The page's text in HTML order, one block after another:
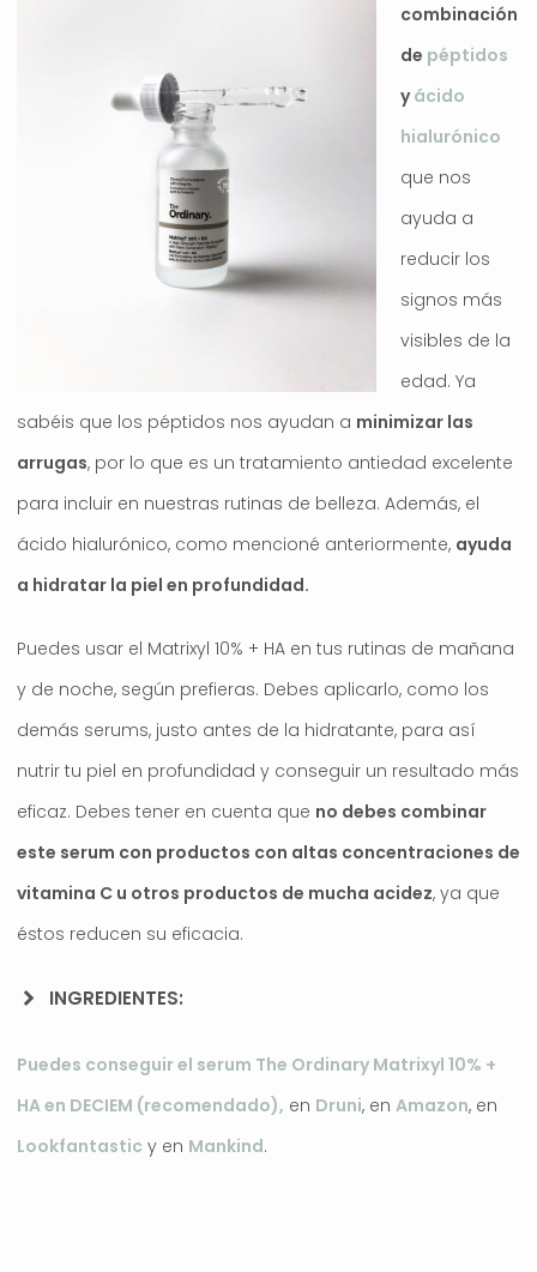
combinación
de péptidos
yácido
hialurónico
que nos
ayuda a
reducir los
signos más
visibles de la
edad. Ya
sabéis que los péptidos nos ayudan a minimizar las
arrugas, por lo que es un tratamiento antiedad excelente
para incluir en nuestras rutinas de belleza. Además, el
ácido hialurónico, como mencioné anteriormente, ayuda
a hidratar la piel en profundidad.
Puedes usar el Matrixyl 10% + HA en tus rutinas de mañana
y de noche, según prefieras. Debes aplicarlo, como los
demás serums, justo antes de la hidratante, para así
nutrir tu piel en profundidad y conseguir un resultado más
eficaz. Debes tener en cuenta que no debes combinar
este serum con productos con altas concentraciones de
vitamina C u otros productos de mucha acidez, ya que
éstos reducen su eficacia.
INGREDIENTES:
Puedes conseguir el serum The Ordinary Matrixyl 10% +
HA en DECIEM (recomendado), en Druni, en Amazon, en
Lookfantastic y en Mankind.